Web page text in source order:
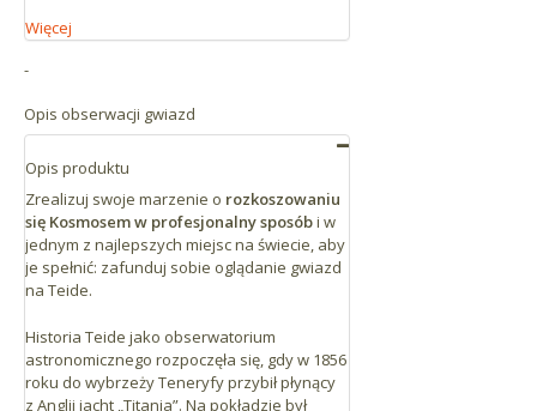
Narodowego Teide, droga dojazdowa
do ośrodków turystycznych Playa de Las
Américas i Los Cristianos.
Jeśli jesteś w pobliżu Santa Cruz lub La
Laguna
Drogą TF-24 z La Laguna do Portillo de la
łączy się z drogą TF-21, prowadzącą do
dolnej stacji Kolejki linowej na jej 43. km.
Więcej
-
Opis obserwacji gwiazd
Opis produktu
Zrealizuj swoje marzenie o rozkoszowaniu
się Kosmosem w profesjonalny sposóbi w
jednym z najlepszych miejsc na świecie, aby
je spełnić: zafunduj sobie oglądanie gwiazd
na Teide.
Historia Teide jako obserwatorium
astronomicznego rozpoczęła się, gdy w 1856
roku do wybrzeży Teneryfy przybił płynący
z Anglii jacht „Titania”. Na pokładzie był